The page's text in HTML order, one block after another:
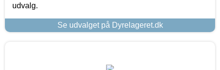
udvalg.
Se udvalget på Dyrelageret.dk